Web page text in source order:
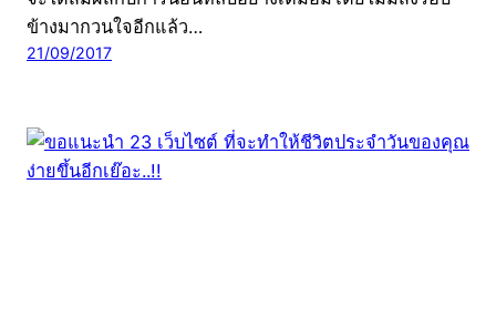
ข้างมากวนใจอีกแล้ว…
21/09/2017